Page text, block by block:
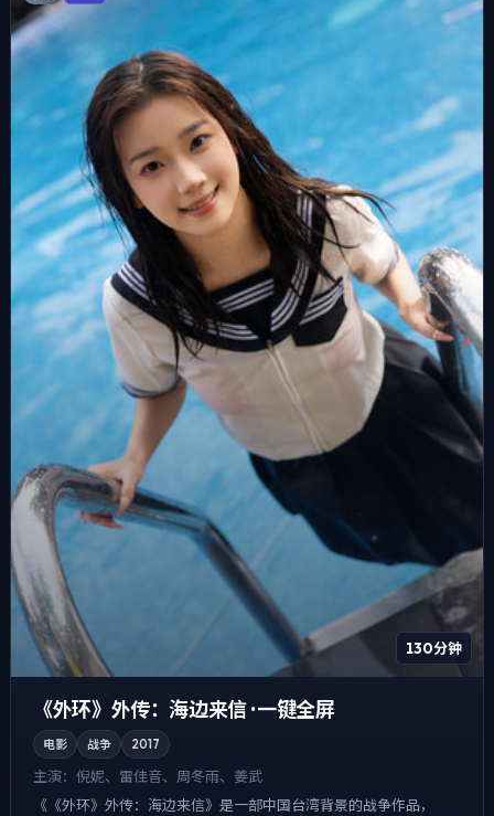
130分钟
《外环》外传：海边来信 · 一键全屏
电影 战争 2017
主演： 倪妮、雷佳音、周冬雨、姜武
《《外环》外传：海边来信》是一部中国台湾背景的战争作品，